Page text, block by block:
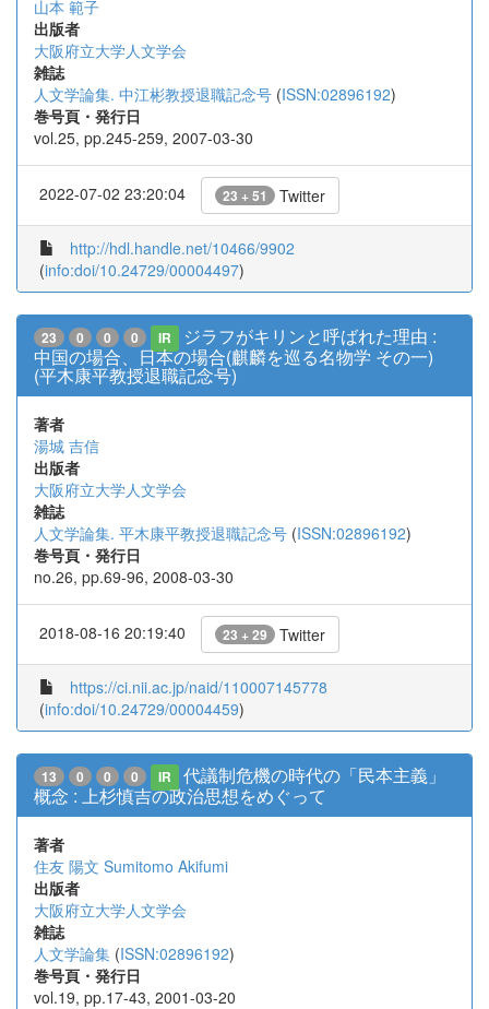
山本 範子
出版者
大阪府立大学人文学会
雑誌
人文学論集. 中江彬教授退職記念号 (ISSN:02896192)
巻号頁・発行日
vol.25, pp.245-259, 2007-03-30
2022-07-02 23:20:04 23 + 51 Twitter
http://hdl.handle.net/10466/9902
(info:doi/10.24729/00004497)
23 0 0 0 IR
ジラフがキリンと呼ばれた理由 :
中国の場合、日本の場合(麒麟を巡る名物学 その一)
(平木康平教授退職記念号)
著者
湯城 吉信
出版者
大阪府立大学人文学会
雑誌
人文学論集. 平木康平教授退職記念号 (ISSN:02896192)
巻号頁・発行日
no.26, pp.69-96, 2008-03-30
2018-08-16 20:19:40 23 + 29 Twitter
https://ci.nii.ac.jp/naid/110007145778
(info:doi/10.24729/00004459)
13 0 0 0 IR
代議制危機の時代の「民本主義」
概念 : 上杉慎吉の政治思想をめぐって
著者
住友 陽文 Sumitomo Akifumi
出版者
大阪府立大学人文学会
雑誌
人文学論集 (ISSN:02896192)
巻号頁・発行日
vol.19, pp.17-43, 2001-03-20